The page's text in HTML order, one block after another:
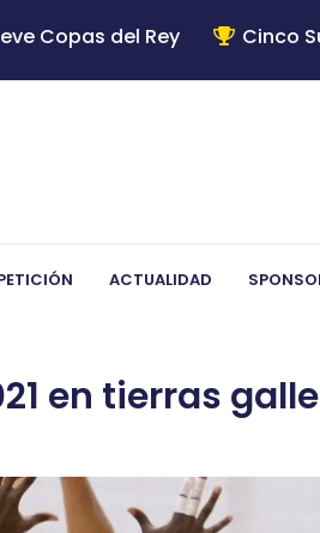
Copas del Rey Cinco
ACTUALIDAD
en tierras